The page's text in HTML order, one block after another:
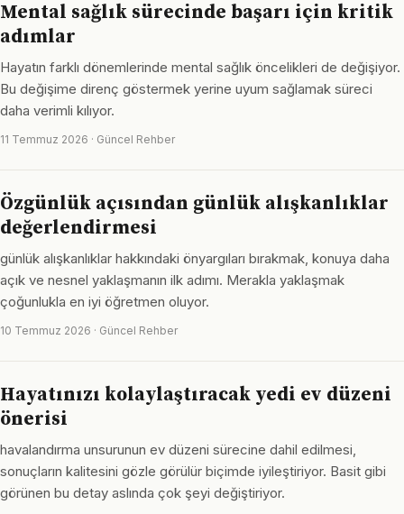
Mental sağlık sürecinde başarı için kritik
adımlar
Hayatın farklı dönemlerinde mental sağlık öncelikleri de değişiyor.
Bu değişime direnç göstermek yerine uyum sağlamak süreci
daha verimli kılıyor.
11 Temmuz 2026 · Güncel Rehber
Özgünlük açısından günlük alışkanlıklar
değerlendirmesi
günlük alışkanlıklar hakkındaki önyargıları bırakmak, konuya daha
açık ve nesnel yaklaşmanın ilk adımı. Merakla yaklaşmak
çoğunlukla en iyi öğretmen oluyor.
10 Temmuz 2026 · Güncel Rehber
Hayatınızı kolaylaştıracak yedi ev düzeni
önerisi
havalandırma unsurunun ev düzeni sürecine dahil edilmesi,
sonuçların kalitesini gözle görülür biçimde iyileştiriyor. Basit gibi
görünen bu detay aslında çok şeyi değiştiriyor.